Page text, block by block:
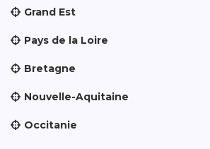
Grand Est
Pays de la Loire
Bretagne
Nouvelle-Aquitaine
Occitanie